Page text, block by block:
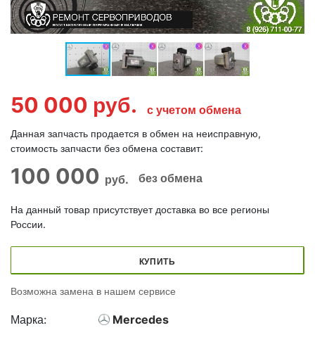
50 000 руб. с учетом обмена
Данная запчасть продается в обмен на неисправную,
стоимость запчасти без обмена составит:
100 000 руб. без обмена
На данный товар присутствует доставка во все регионы
России.
КУПИТЬ
Возможна замена в нашем сервисе
Марка: Mercedes